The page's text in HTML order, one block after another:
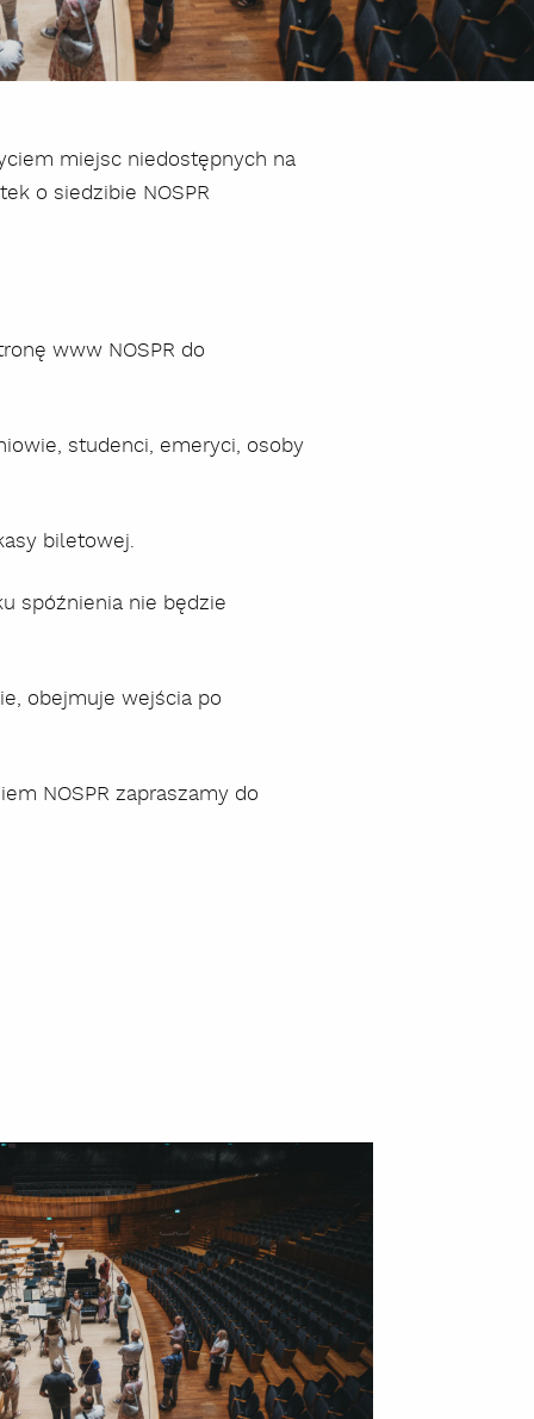
miejsc niedostępnych na
o siedzibie NOSPR
www NOSPR do
studenci, emeryci, osoby
biletowej.
spóźnienia nie będzie
obejmuje wejścia po
NOSPR zapraszamy do